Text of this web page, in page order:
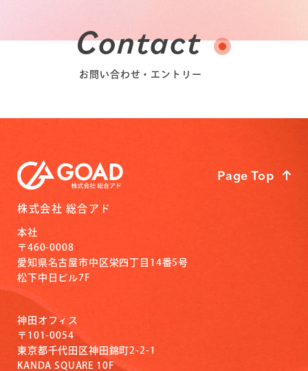
Contact
お問い合わせ・エントリー
株式会社 総合アド
本社
〒460-0008
愛知県名古屋市中区栄四丁目14番5号
松下中日ビル7F
神田オフィス
〒101-0054
東京都千代田区神田錦町2-2-1
KANDA SQUARE 10F
Page Top